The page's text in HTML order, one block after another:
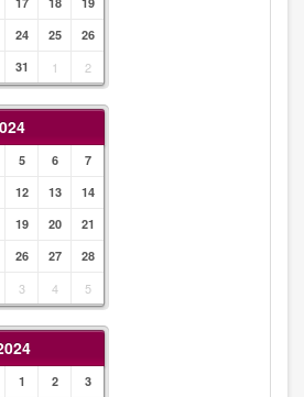
24 25
26
31 1 2
5 6
7
12 13
14
19 20
21
26 27
28
3 4 5
1 2
3